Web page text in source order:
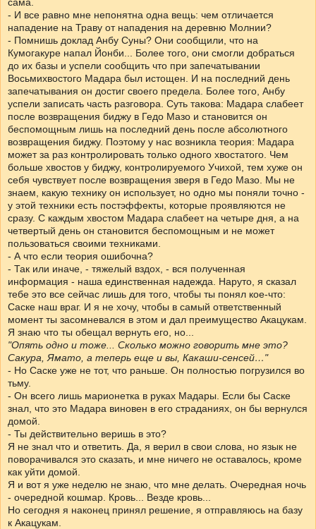
- И все равно мне непонятна одна вещь: чем отличается
нападение на Траву от нападения на деревню Молнии?
- Помнишь доклад Анбу Суны? Они сообщили, что на
Кумогакуре напал Йонби... Более того, они смогли добраться
до их базы и успели сообщить что при запечатывании
Восьмихвостого Мадара был истощен. И на последний день
запечатывания он достиг своего предела. Более того, Анбу
успели записать часть разговора. Суть такова: Мадара слабеет
после возвращения биджу в Гедо Мазо и становится он
беспомощным лишь на последний день после абсолютного
возвращения биджу. Поэтому у нас возникла теория: Мадара
может за раз контролировать только одного хвостатого. Чем
больше хвостов у биджу, контролируемого Учихой, тем хуже он
себя чувствует после возвращения зверя в Гедо Мазо. Мы не
знаем, какую технику он использует, но одно мы поняли точно -
у этой техники есть постэффекты, которые проявляются не
сразу. С каждым хвостом Мадара слабеет на четыре дня, а на
четвертый день он становится беспомощным и не может
пользоваться своими техниками.
- А что если теория ошибочна?
- Так или иначе, - тяжелый вздох, - вся полученная
информация - наша единственная надежда. Наруто, я сказал
тебе это все сейчас лишь для того, чтобы ты понял кое-что:
Саске наш враг. И я не хочу, чтобы в самый ответственный
момент ты засомневался в этом и дал преимущество Акацукам.
Я знаю что ты обещал вернуть его, но...
"Опять одно и тоже... Сколько можно говорить мне это?
Сакура, Ямато, а теперь еще и вы, Какаши-сенсей…"
- Но Саске уже не тот, что раньше. Он полностью погрузился во
тьму.
- Он всего лишь марионетка в руках Мадары. Если бы Саске
знал, что это Мадара виновен в его страданиях, он бы вернулся
домой.
- Ты действительно веришь в это?
Я не знал что и ответить. Да, я верил в свои слова, но язык не
поворачивался это сказать, и мне ничего не оставалось, кроме
как уйти домой.
Я и вот я уже неделю не знаю, что мне делать. Очередная ночь
- очередной кошмар. Кровь... Везде кровь...
Но сегодня я наконец принял решение, я отправляюсь на базу
к Акацукам.